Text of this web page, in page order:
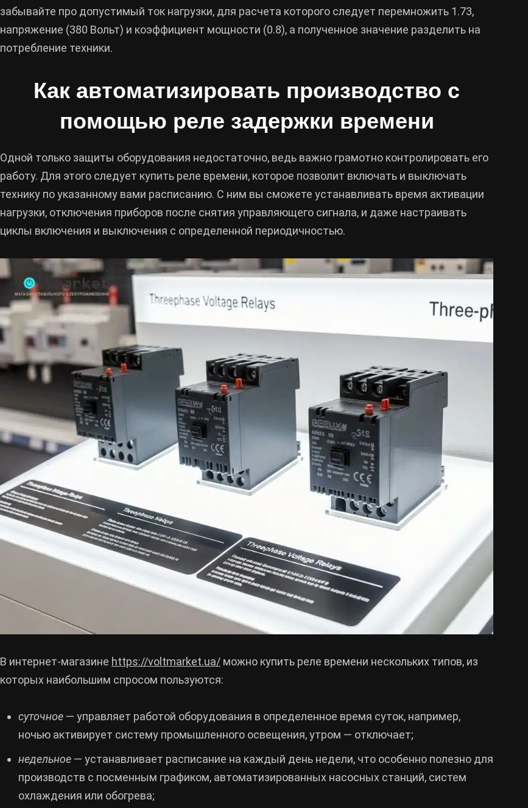
забывайте про допустимый ток нагрузки, для расчета которого следует перемножить 1.73,
напряжение (380 Вольт) и коэффициент мощности (0.8), а полученное значение разделить на
потребление техники.
Как автоматизировать производство с
помощью реле задержки времени
Одной только защиты оборудования недостаточно, ведь важно грамотно контролировать его
работу. Для этого следует купить реле времени, которое позволит включать и выключать
технику по указанному вами расписанию. С ним вы сможете устанавливать время активации
нагрузки, отключения приборов после снятия управляющего сигнала, и даже настраивать
циклы включения и выключения с определенной периодичностью.
В интернет-магазине https://voltmarket.ua/ можно купить реле времени нескольких типов, из
которых наибольшим спросом пользуются:
суточное — управляет работой оборудования в определенное время суток, например,
ночью активирует систему промышленного освещения, утром — отключает;
недельное — устанавливает расписание на каждый день недели, что особенно полезно для
производств с посменным графиком, автоматизированных насосных станций, систем
охлаждения или обогрева;